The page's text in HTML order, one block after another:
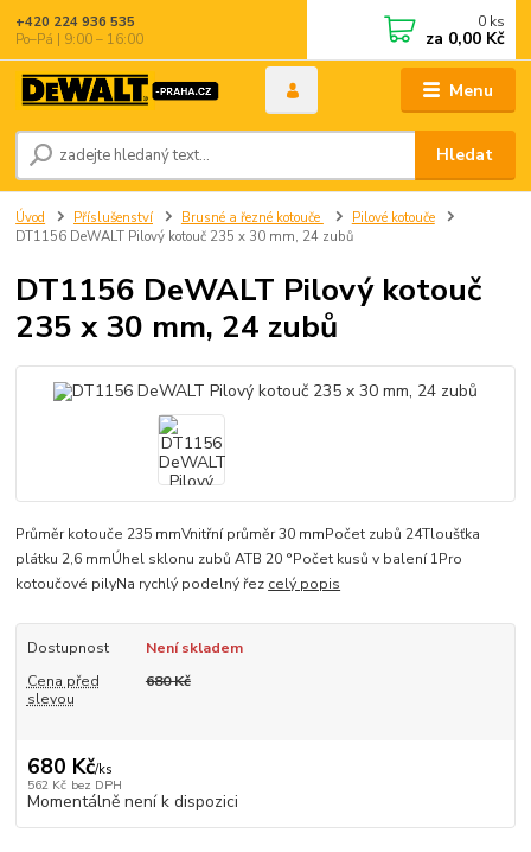
Menu
Hledat
+420 224 936 535
Po–Pá | 9:00 – 16:00
0 ks
za 0,00 Kč
Úvod Příslušenství Brusné a řezné kotouče
Pilové kotouče
DT1156 DeWALT Pilový kotouč 235 x 30 mm, 24 zubů
DT1156 DeWALT Pilový kotouč
235 x 30 mm, 24 zubů
Průměr kotouče 235 mmVnitřní průměr 30 mmPočet zubů 24Tloušťka
plátku 2,6 mmÚhel sklonu zubů ATB 20 °Počet kusů v balení 1Pro
kotoučové pilyNa rychlý podelný řez celý popis
Dostupnost
Není skladem
Cena před
slevou
680 Kč
680 Kč/ks
562 Kč bez DPH
Momentálně není k dispozici